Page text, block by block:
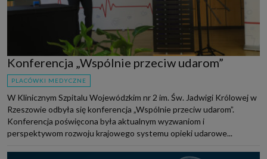
Konferencja „Wspólnie przeciw udarom”
PLACÓWKI MEDYCZNE
W Klinicznym Szpitalu Wojewódzkim nr 2 im. Św. Jadwigi Królowej w
Rzeszowie odbyła się konferencja „Wspólnie przeciw udarom”.
Konferencja poświęcona była aktualnym wyzwaniom i
perspektywom rozwoju krajowego systemu opieki udarowe...